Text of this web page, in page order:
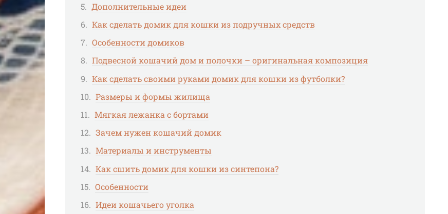
Дополнительные идеи
Как сделать домик для кошки из подручных средств
Особенности домиков
Подвесной кошачий дом и полочки – оригинальная композиция
Как сделать своими руками домик для кошки из футболки?
Размеры и формы жилища
Мягкая лежанка с бортами
Зачем нужен кошачий домик
Материалы и инструменты
Как сшить домик для кошки из синтепона?
Особенности
Идеи кошачьего уголка